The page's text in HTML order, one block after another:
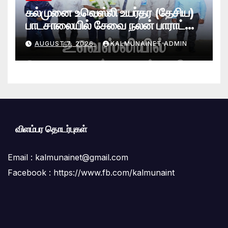
கல்முனை உவெஸ்லி உயர்தர (தேசிய)
பாடசாலையில் சேவை நலன் பாராட்டு
விழா சிறப்பாக நடைபெற்றது
AUGUST 7, 2026 KALMUNAINET ADMIN
விளம்பர தொடர்புகள்
Email : kalmunainet@gmail.com
Facebook : https://www.fb.com/kalmunaint